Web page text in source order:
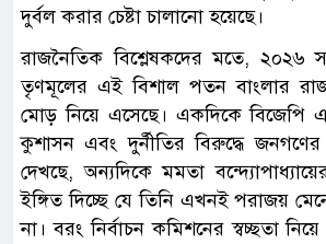
দুর্বল করার চেষ্টা চালানো হয়েছে।
রাজনৈতিক বিশ্লেষকদের মতে, ২০২৬
তৃণমূলের এই বিশাল পতন বাংলার
মোড় নিয়ে এসেছে। একদিকে
কুশাসন এবং দুর্নীতির বিরুদ্ধে জনগণের
দেখছে, অন্যদিকে মমতা
ইঙ্গিত দিচ্ছে যে তিনি এখনই পরাজয়
না। বরং নির্বাচন কমিশনের স্বচ্ছতা